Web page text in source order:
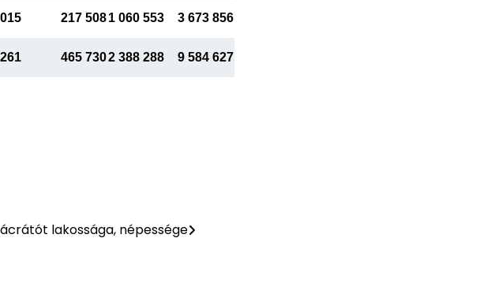
217 5081 060 553 3 673 856
465 7302 388 288 9 584 627
lakossága, népessége